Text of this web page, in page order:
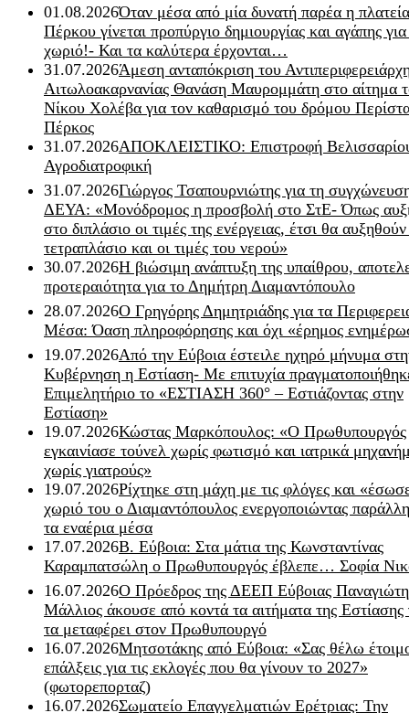
01.08.2026Όταν μέσα από μία δυνατή παρέα η
Πέρκου γίνεται προπύργιο δημιουργίας και αγάπης
χωριό!- Και τα καλύτερα έρχονται…
31.07.2026Άμεση ανταπόκριση του
Αιτωλοακαρνανίας Θανάση Μαυρομμάτη στο αίτημα
Νίκου Χολέβα για τον καθαρισμό του δρόμου
Πέρκος
31.07.2026ΑΠΟΚΛΕΙΣΤΙΚΟ: Επιστροφή
Αγροδιατροφική
31.07.2026Γιώργος Τσαπουρνιώτης για τη
ΔΕΥΑ: «Μονόδρομος η προσβολή στο ΣτΕ- Όπως
στο διπλάσιο οι τιμές της ενέργειας, έτσι θα
τετραπλάσιο και οι τιμές του νερού»
30.07.2026Η βιώσιμη ανάπτυξη της υπαίθρου,
προτεραιότητα για το Δημήτρη Διαμαντόπουλο
28.07.2026Ο Γρηγόρης Δημητριάδης για τα
Μέσα: Όαση πληροφόρησης και όχι «έρημος
19.07.2026Από την Εύβοια έστειλε ηχηρό μήνυμα
Κυβέρνηση η Εστίαση- Με επιτυχία
Επιμελητήριο το «ΕΣΤΙΑΣΗ 360° – Εστιάζοντας στην
Εστίαση»
19.07.2026Κώστας Μαρκόπουλος: «Ο Πρωθυπουργός
εγκαινίασε τούνελ χωρίς φωτισμό και ιατρικά
χωρίς γιατρούς»
19.07.2026Ρίχτηκε στη μάχη με τις φλόγες και
χωριό του ο Διαμαντόπουλος ενεργοποιώντας
τα εναέρια μέσα
17.07.2026Β. Εύβοια: Στα μάτια της Κωνσταντίνας
Καραμπατσώλη ο Πρωθυπουργός έβλεπε… Σοφία
16.07.2026Ο Πρόεδρος της ΔΕΕΠ Εύβοιας
Μάλλιος άκουσε από κοντά τα αιτήματα της Εστίασης
τα μεταφέρει στον Πρωθυπουργό
16.07.2026Μητσοτάκης από Εύβοια: «Σας θέλω
επάλξεις για τις εκλογές που θα γίνουν το 2027»
(φωτορεπορταζ)
16.07.2026Σωματείο Επαγγελματιών Ερέτριας: Την